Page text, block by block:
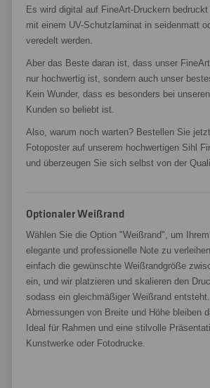
Es wird digital auf FineArt-Druckern bedruckt
mit einem UV-Schutzlaminat in seidenmatt
veredelt werden.
Aber das Beste daran ist, dass unser
nur hochwertig ist, sondern auch unser
Kein Wunder, dass es besonders bei
Kunden so beliebt ist.
Also, warum noch warten? Bestellen Sie
Fotoposter auf unserem hochwertigen Sihl
und überzeugen Sie sich selbst von der
Optionaler Weißrand
Wählen Sie die Option "Weißrand", um
elegante und professionelle Note zu
einfach die gewünschte Weißrandgröße
ein, und wir platzieren und skalieren den
sodass ein gleichmäßiger Weißrand
Abmessungen von Breite und Höhe bleiben
Ideal für Rahmen und eine stilvolle
Kunstwerke oder Fotodrucke.